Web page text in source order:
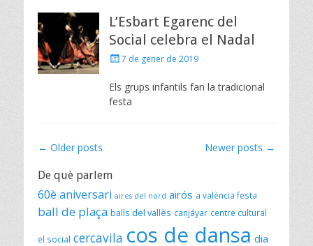
L’Esbart Egarenc del
Social celebra el Nadal
Posted
7 de gener de 2019
Els grups infantils fan la tradicional
festa
Post
← Older posts Newer posts →
De què parlem
60è aniversari aires del nord airós a valència festa
ball de plaça balls del vallès canjáyar centre cultural
el social cercavila cos de dansa dia